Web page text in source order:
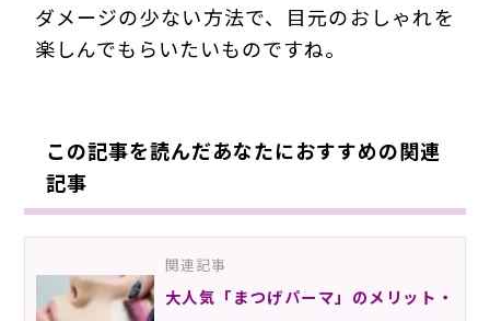
ダメージの少ない方法で、目元のおしゃれを
楽しんでもらいたいものですね。
この記事を読んだあなたにおすすめの関連
記事
関連記事
大人気「まつげパーマ」のメリット・